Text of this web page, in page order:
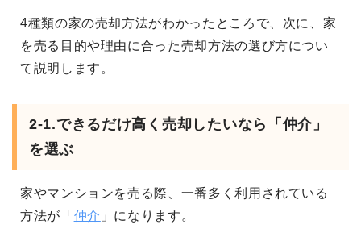
4種類の家の売却方法がわかったところで、次に、家
を売る目的や理由に合った売却方法の選び方につい
て説明します。
2-1.できるだけ高く売却したいなら「仲介」
を選ぶ
家やマンションを売る際、一番多く利用されている
方法が「 仲介 」になります。